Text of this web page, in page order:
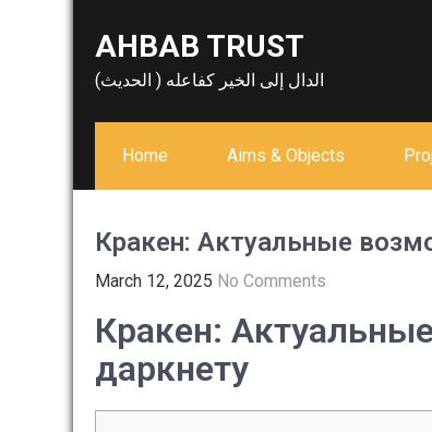
AHBAB TRUST
الدال إلى الخير كفاعله ( الحديث)
Home Aims & Objects
Кракен: Актуальные
March 12, 2025 No Comments
Кракен:
даркнету